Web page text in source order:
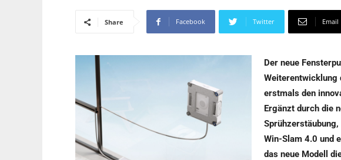
Share Facebook Twitter Email
Der neue
Weiterentwicklung
erstmals den
Ergänzt durch die
Win-Slam 4.0 und
das neue Modell